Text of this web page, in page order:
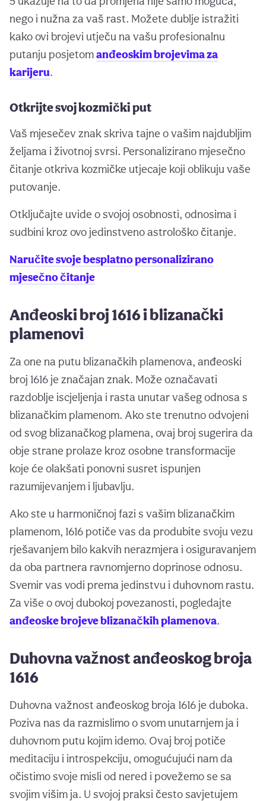
nego i nužna za vaš rast. Možete dublje istražiti
kako ovi brojevi utječu na vašu profesionalnu
putanju posjetomanđeoskim brojevima za
karijeru.
Otkrijte svoj kozmički put
Vaš mjesečev znak skriva tajne o vašim najdubljim
željama i životnoj svrsi. Personalizirano mjesečno
čitanje otkriva kozmičke utjecaje koji oblikuju vaše
putovanje.
Otključajte uvide o svojoj osobnosti, odnosima i
sudbini kroz ovo jedinstveno astrološko čitanje.
Naručite svoje besplatno personalizirano
mjesečno čitanje
Anđeoski broj 1616 i blizanački
plamenovi
Za one na putu blizanačkih plamenova, anđeoski
broj 1616 je značajan znak. Može označavati
razdoblje iscjeljenja i rasta unutar vašeg odnosa s
blizanačkim plamenom. Ako ste trenutno odvojeni
od svog blizanačkog plamena, ovaj broj sugerira da
obje strane prolaze kroz osobne transformacije
koje će olakšati ponovni susret ispunjen
razumijevanjem i ljubavlju.
Ako ste u harmoničnoj fazi s vašim blizanačkim
plamenom, 1616 potiče vas da produbite svoju vezu
rješavanjem bilo kakvih nerazmjera i osiguravanjem
da oba partnera ravnomjerno doprinose odnosu.
Svemir vas vodi prema jedinstvu i duhovnom rastu.
Za više o ovoj dubokoj povezanosti, pogledajte
anđeoske brojeve blizanačkih plamenova.
Duhovna važnost anđeoskog broja
1616
Duhovna važnost anđeoskog broja 1616 je duboka.
Poziva nas da razmislimo o svom unutarnjem ja i
duhovnom putu kojim idemo. Ovaj broj potiče
meditaciju i introspekciju, omogućujući nam da
očistimo svoje misli od nered i povežemo se sa
svojim višim ja. U svojoj praksi često savjetujem